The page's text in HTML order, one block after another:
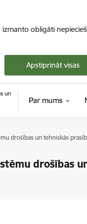
obligāti
Apstiprināt visas
Par mums
drošības un tehniskās
drošības